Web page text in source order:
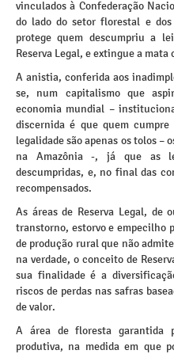
vinculados à Confederação
do lado do setor florestal e
protege quem descumpriu a
Reserva Legal, e extingue a mata
A anistia, conferida aos
se, num capitalismo que
economia mundial –
discernida é que quem
legalidade são apenas os tolos –
na Amazônia -, já que as
descumpridas, e, no final das
recompensados.
As áreas de Reserva Legal, de
transtorno, estorvo e empecilho
de produção rural que não
na verdade, o conceito de
sua finalidade é a
riscos de perdas nas safras
de valor.
A área de floresta garantida
produtiva, na medida em que